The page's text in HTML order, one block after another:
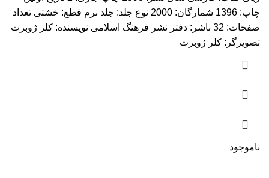
چاپ: 1396 شمارگان: 2000 نوع جلد: جلد نرم قطع: خشتی تعداد
صفحات: 32 ناشر: دفتر نشر فرهنگ اسلامی نویسنده: کلر ژوبرت
تصویرگر: کلر ژوبرت
ناموجود